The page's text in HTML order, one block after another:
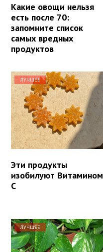
Какие овощи нельзя
есть после 70:
запомните список
самых вредных
продуктов
ЛУЧШЕЕ
Эти продукты
изобилуют Витамином
С
ЛУЧШЕЕ